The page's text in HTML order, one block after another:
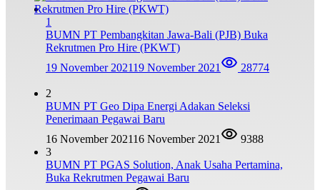
1
BUMN PT Pembangkitan Jawa-Bali (PJB) Buka
Rekrutmen Pro Hire (PKWT)
19 November 202119 November 2021 28774
2
BUMN PT Geo Dipa Energi Adakan Seleksi
Penerimaan Pegawai Baru
16 November 202116 November 2021
9388
3
BUMN PT PGAS Solution, Anak Usaha Pertamina,
Buka Rekrutmen Pegawai Baru